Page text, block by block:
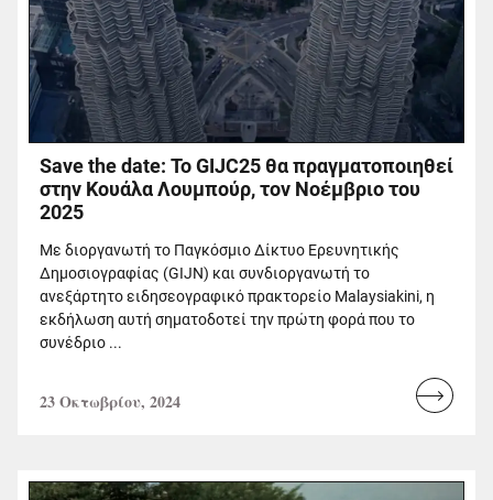
Save the date: Το GIJC25 θα πραγματοποιηθεί
στην Κουάλα Λουμπούρ, τον Νοέμβριο του
2025
Με διοργανωτή το Παγκόσμιο Δίκτυο Ερευνητικής
Δημοσιογραφίας (GIJN) και συνδιοργανωτή το
ανεξάρτητο ειδησεογραφικό πρακτορείο Malaysiakini, η
εκδήλωση αυτή σηματοδοτεί την πρώτη φορά που το
συνέδριο ...
23 Οκτωβρίου, 2024
Read